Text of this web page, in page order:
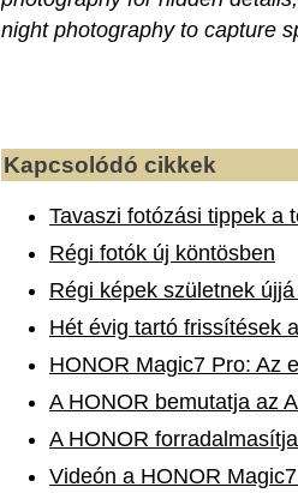
night photography to capture
Kapcsolódó cikkek
Tavaszi fotózási tippek a
Régi fotók új köntösben
Régi képek születnek
Hét évig tartó frissítések
HONOR Magic7 Pro: Az
A HONOR bemutatja az
A HONOR
Videón a HONOR